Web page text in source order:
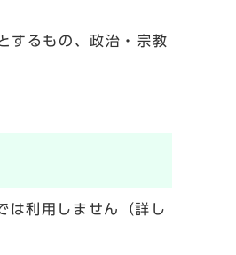
するもの、政治・宗教
は利用しません（詳し